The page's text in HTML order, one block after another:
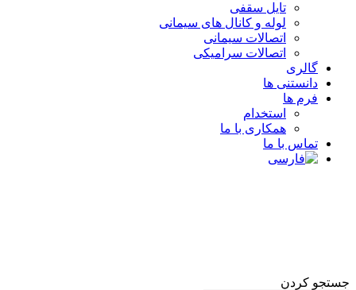
تایل سقفی
لوله و کانال های سیمانی
اتصالات سیمانی
اتصالات سرامیکی
گالری
دانستنی ها
فرم ها
استخدام
همکاری با ما
تماس با ما
جستجو کردن